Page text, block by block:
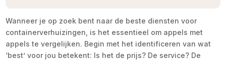
Wanneer je op zoek bent naar de beste diensten voor
containerverhuizingen, is het essentieel om appels met
appels te vergelijken. Begin met het identificeren van wat
‘best’ voor jou betekent: Is het de prijs? De service? De